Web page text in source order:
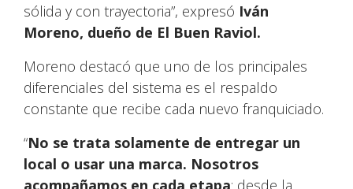
sólida y con trayectoria”, expresó Iván
Moreno, dueño de El Buen Raviol.
Moreno destacó que uno de los principales
diferenciales del sistema es el respaldo
constante que recibe cada nuevo franquiciado.
“No se trata solamente de entregar un
local o usar una marca. Nosotros
acompañamos en cada etapa: desde la